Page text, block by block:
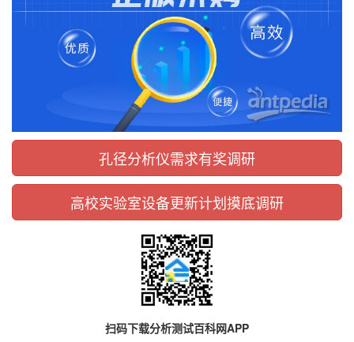
孔径分析仪需求有奖调研
高校实验室设备更新计划摸底调研
扫码下载分析测试百科网APP